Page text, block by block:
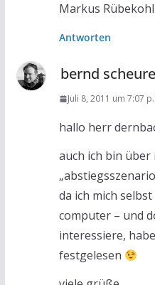
Markus Rübekohl
Antworten
bernd
Juli 8, 2011 um 7:07
hallo herr
auch ich bin
da ich mich
computer – und
interessiere,
festgelesen